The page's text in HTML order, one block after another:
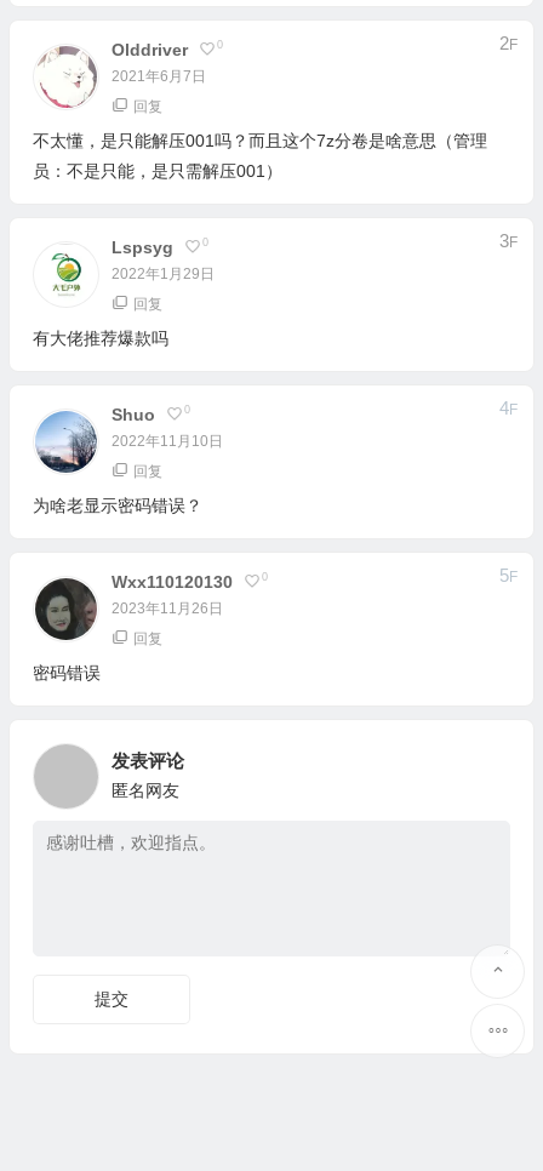
Olddriver 0
2021年6月7日
2F
回复
不太懂，是只能解压001吗？而且这个7z分卷是啥意思（管理
员：不是只能，是只需解压001）
Lspsyg 0
2022年1月29日
3F
回复
有大佬推荐爆款吗
Shuo 0
2022年11月10日
4F
回复
为啥老显示密码错误？
Wxx110120130 0
2023年11月26日
5F
回复
密码错误
发表评论
匿名网友